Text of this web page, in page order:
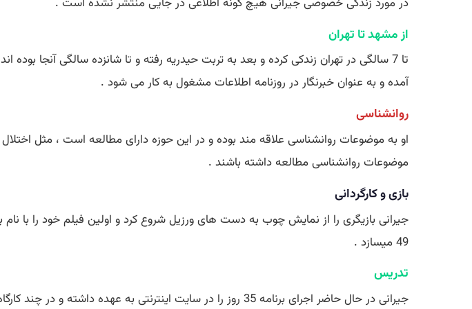
از مشهد تا تهران
آمده و به عنوان خبرنگار در روزنامه اطلاعات مشغول به کار می شود .
روانشناسی
او به موضوعات روانشناسی علاقه مند بوده و در این حوزه دارای مطالعه است ، مثل
موضوعات روانشناسی مطالعه داشته باشند .
بازی و کارگردانی
جیرانی بازیگری را از نمایش چوب به دست های ورزیل شروع کرد و اولین فیلم خود را با نام بیژن
49 میسازد .
تدریس
جیرانی در حال حاضر اجرای برنامه 35 روز را در سایت اینترنتی